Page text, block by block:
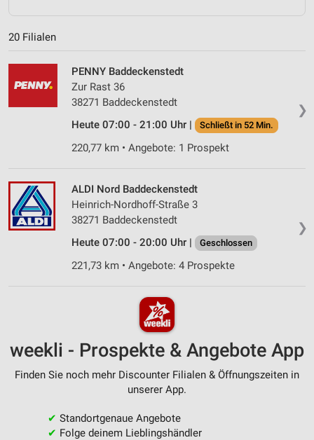
20 Filialen
❯
PENNY Baddeckenstedt
Zur Rast 36
38271 Baddeckenstedt
Heute 07:00 - 21:00 Uhr |
Schließt in 52 Min.
220,77 km • Angebote: 1 Prospekt
❯
ALDI Nord Baddeckenstedt
Heinrich-Nordhoff-Straße 3
38271 Baddeckenstedt
Heute 07:00 - 20:00 Uhr |
Geschlossen
221,73 km • Angebote: 4 Prospekte
weekli - Prospekte & Angebote App
Finden Sie noch mehr Discounter Filialen & Öffnungszeiten in
unserer App.
✔ Standortgenaue Angebote
✔ Folge deinem Lieblingshändler